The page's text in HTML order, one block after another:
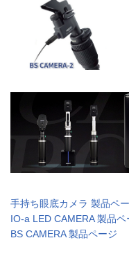
手持ち眼底カメラ 製品ペ
IO-a LED CAMERA 製品ペ
BS CAMERA 製品ページ